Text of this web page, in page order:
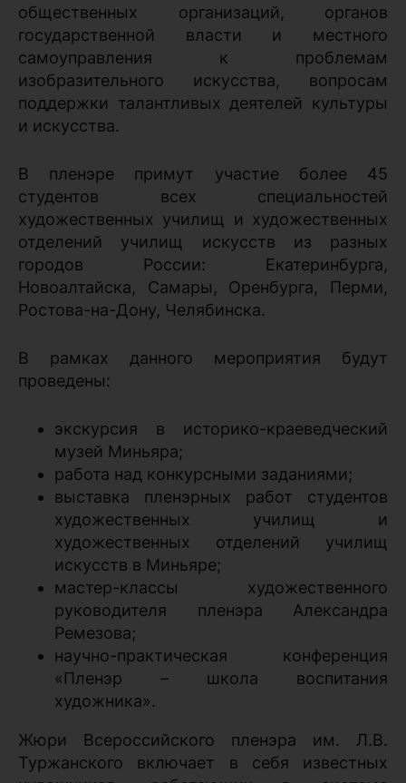
общественных организаций, органов
государственной власти и местного
самоуправления к проблемам
изобразительного искусства, вопросам
поддержки талантливых деятелей культуры
и искусства.
В пленэре примут участие более 45
студентов всех специальностей
художественных училищ и художественных
отделений училищ искусств из разных
городов России: Екатеринбурга,
Новоалтайска, Самары, Оренбурга, Перми,
Ростова-на-Дону, Челябинска.
В рамках данного мероприятия будут
проведены:
экскурсия в историко-краеведческий
музей Миньяра;
работа над конкурсными заданиями;
выставка пленэрных работ студентов
художественных училищ и
художественных отделений училищ
искусств в Миньяре;
мастер-классы художественного
руководителя пленэра Александра
Ремезова;
научно-практическая конференция
«Пленэр – школа воспитания
художника».
Жюри Всероссийского пленэра им. Л.В.
Туржанского включает в себя известных